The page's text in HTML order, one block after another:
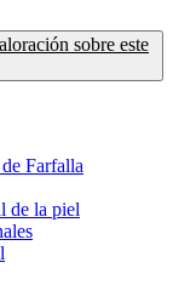
sobre este
Farfalla
de la piel